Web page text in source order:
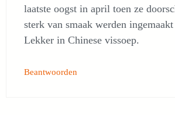
laatste oogst in april toen ze
sterk van smaak werden
Lekker in Chinese vissoep.
Beantwoorden